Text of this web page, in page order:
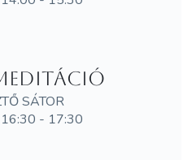
SÁTOR
- 17:30